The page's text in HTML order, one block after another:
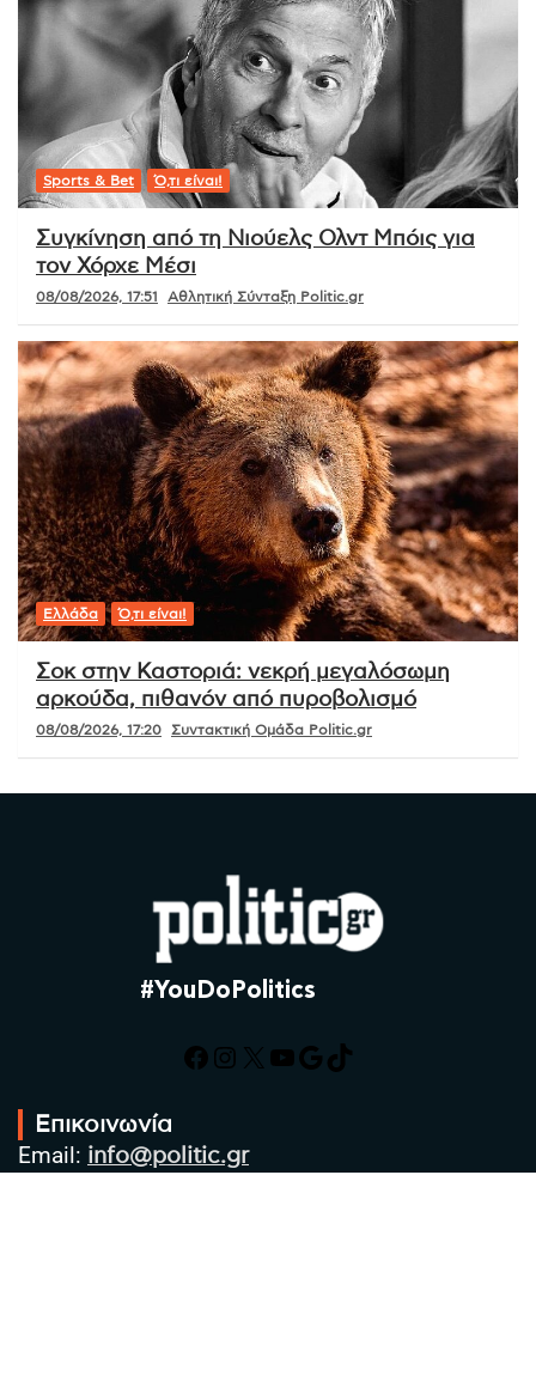
Sports & Bet Ό,τι είναι!
Συγκίνηση από τη Νιούελς Ολντ Μπόις για
τον Χόρχε Μέσι
08/08/2026, 17:51 Αθλητική Σύνταξη Politic.gr
Ελλάδα Ό,τι είναι!
Σοκ στην Καστοριά: νεκρή μεγαλόσωμη
αρκούδα, πιθανόν από πυροβολισμό
08/08/2026, 17:20 Συντακτική Ομάδα Politic.gr
#YouDoPolitics
Facebook
Instagram
X YouTube
Google
TikTok
Επικοινωνία
Email: info@politic.gr